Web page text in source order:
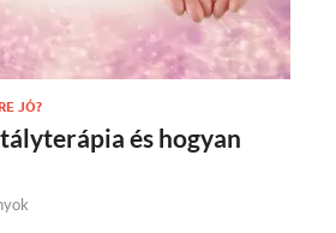
JÓ?
és hogyan